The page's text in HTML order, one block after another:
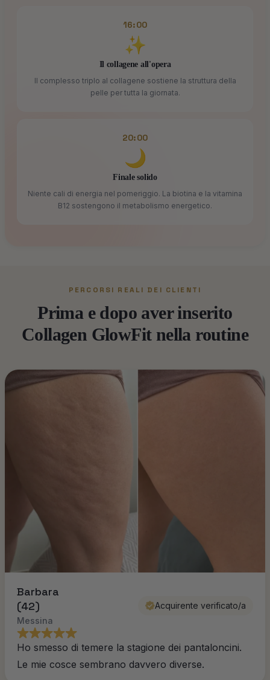
16:00
✨
Il collagene all'opera
Il complesso triplo al collagene sostiene la struttura della
pelle per tutta la giornata.
20:00
🌙
Finale solido
Niente cali di energia nel pomeriggio. La biotina e la vitamina
B12 sostengono il metabolismo energetico.
PERCORSI REALI DEI CLIENTI
Prima e dopo aver inserito
Collagen GlowFit nella routine
Barbara
(42)
Messina
Acquirente verificato/a
Ho smesso di temere la stagione dei pantaloncini.
Le mie cosce sembrano davvero diverse.